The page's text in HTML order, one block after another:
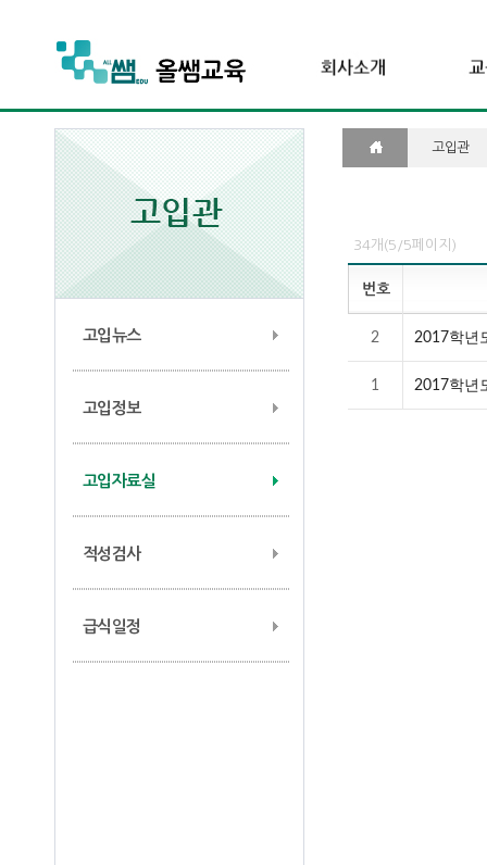
고입뉴스
고입정보
고입자료실
적성검사
급식일정
고입관
34개(5/5페이지)
번호
2 2017학년
1 2017학년